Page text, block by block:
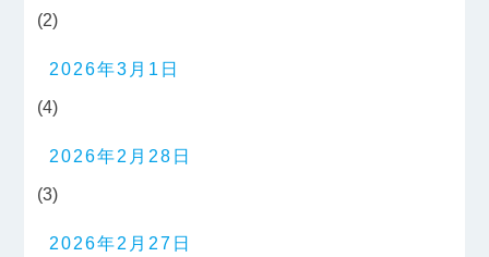
(2)
2026年3月1日
(4)
2026年2月28日
(3)
2026年2月27日